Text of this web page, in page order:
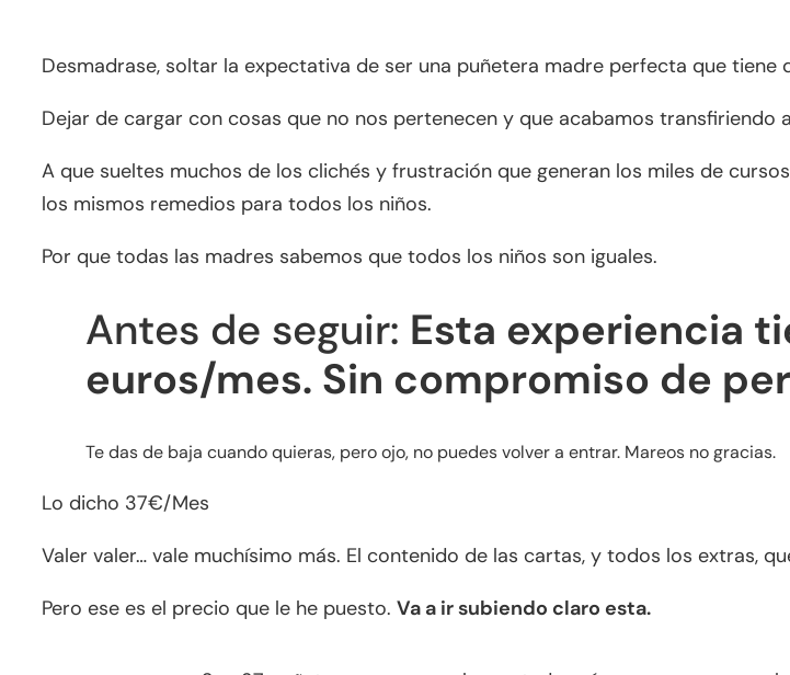
Desmadrase, soltar la expectativa de ser una puñetera madre perfecta que
Dejar de cargar con cosas que no nos pertenecen y que acabamos transfiriendo
A que sueltes muchos de los clichés y frustración que generan los miles de
los mismos remedios para todos los niños.
Por que todas las madres sabemos que todos los niños son iguales.
Antes de seguir: Esta experiencia
euros/mes. Sin compromiso de
Te das de baja cuando quieras, pero ojo, no puedes volver a entrar. Mareos no gracias.
Lo dicho 37€/Mes
Valer valer… vale muchísimo más. El contenido de las cartas, y todos los extras,
Pero ese es el precio que le he puesto. Va a ir subiendo claro esta.